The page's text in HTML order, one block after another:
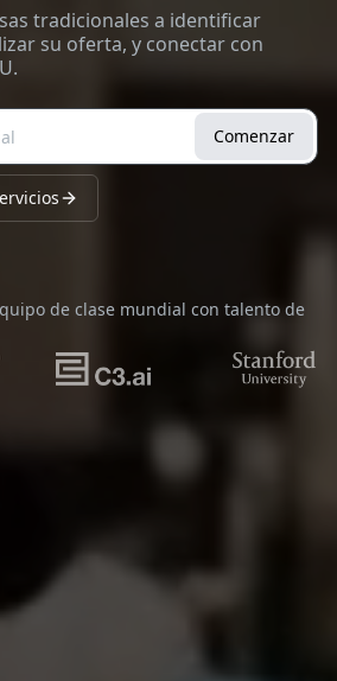
tradicionales a identificar
su oferta, y conectar con
Comenzar
de clase mundial con talento de